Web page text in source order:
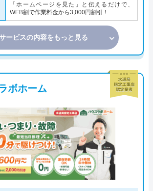
「ホームページを見た」と伝えるだけで、
WEB割で作業料金から3,000円割引！
ービスの内容をもっと見る
ボホーム